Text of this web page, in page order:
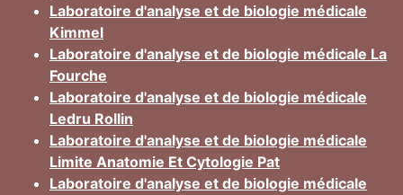
Laboratoire d'analyse et de biologie médicale
Kimmel
Laboratoire d'analyse et de biologie médicale La
Fourche
Laboratoire d'analyse et de biologie médicale
Ledru Rollin
Laboratoire d'analyse et de biologie médicale
Limite Anatomie Et Cytologie Pat
Laboratoire d'analyse et de biologie médicale